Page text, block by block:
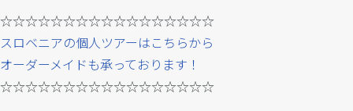
☆☆☆☆☆☆☆☆☆☆☆☆☆☆☆☆☆
スロベニアの個人ツアーはこちらから
オーダーメイドも承っております！
☆☆☆☆☆☆☆☆☆☆☆☆☆☆☆☆☆